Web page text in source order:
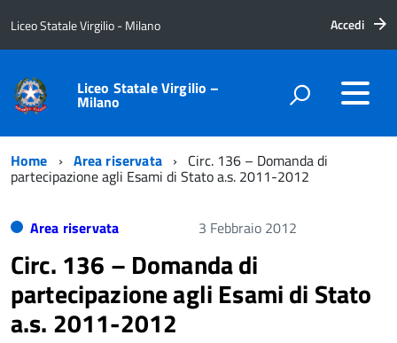
Liceo Statale Virgilio - Milano Accedi
Liceo Statale Virgilio –
Milano
Home Area riservata Circ. 136 – Domanda di
partecipazione agli Esami di Stato a.s. 2011-2012
Area riservata 3 Febbraio 2012
Circ. 136 – Domanda di
partecipazione agli Esami di Stato
a.s. 2011-2012